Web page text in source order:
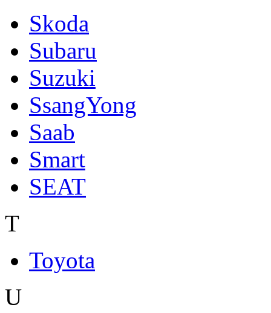
Skoda
Subaru
Suzuki
SsangYong
Saab
Smart
SEAT
T
Toyota
U